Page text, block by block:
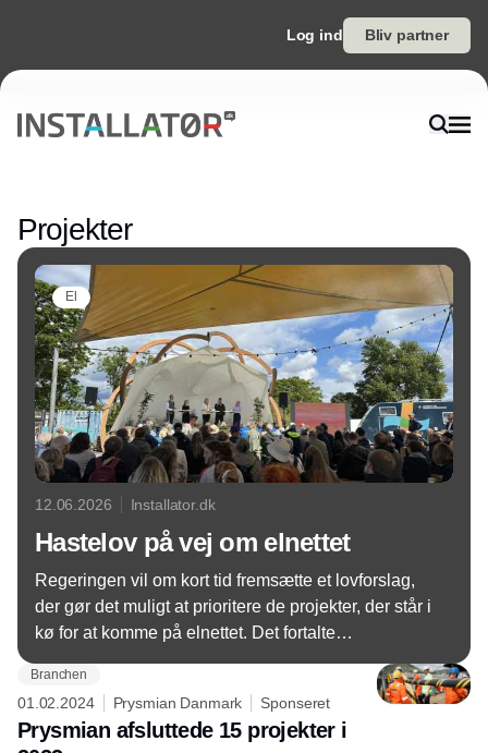
Log ind Bliv partner
Projekter
El
12.06.2026 Installator.dk
Hastelov på vej om elnettet
Regeringen vil om kort tid fremsætte et lovforslag,
der gør det muligt at prioritere de projekter, der står i
kø for at komme på elnettet. Det fortalte
Branchen
01.02.2024 Prysmian Danmark Sponseret
Prysmian afsluttede 15 projekter i